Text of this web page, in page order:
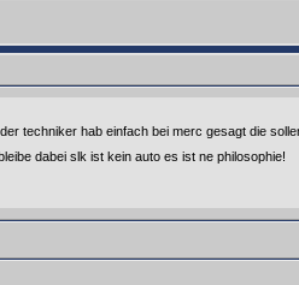
techniker hab einfach bei merc gesagt die
dabei slk ist kein auto es ist ne philosophie!